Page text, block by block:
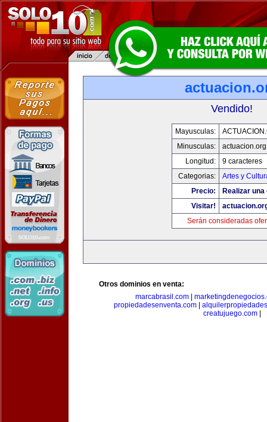
Vendido!
Mayusculas:
Minusculas:
actuacion.org
Longitud:
9 caracteres
Categorias:
Artes y
Precio:
Realizar
Visitar!
Serán consideradas
Otros dominios en venta:
marcabrasil.com
propiedadesenventa.com
creatujuego.com|